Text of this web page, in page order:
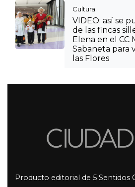
Cultura
VIDEO: así se
de las fincas
Elena en el CC
Sabaneta para
las Flores
Producto editorial de 5 Sentidos